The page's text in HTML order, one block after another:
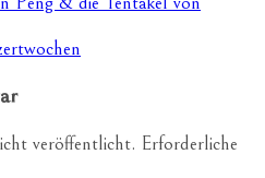
veröffentlicht. Erforderliche